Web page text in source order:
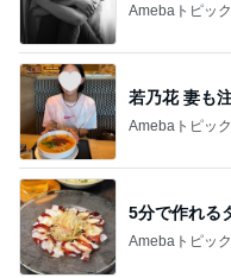
Amebaトピッ
若乃花 妻も
Amebaトピッ
5分で作れる
Amebaトピッ